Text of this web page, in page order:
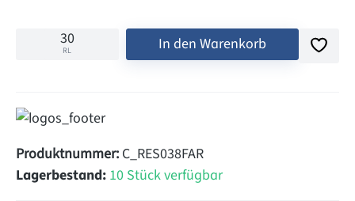
RL In den Warenkorb
Produktnummer: C_RES038FAR
Lagerbestand: 10 Stück verfügbar